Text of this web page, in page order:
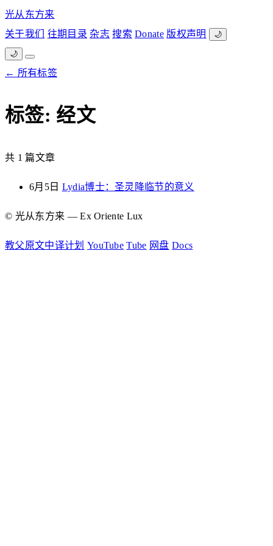
光从东方来
关于我们
往期目录 杂志 搜索 Donate 版权声明 🌙
🌙
← 所有标签
标签: 经文
共 1 篇文章
6月5日 Lydia博士：圣灵降临节的意义
© 光从东方来 — Ex Oriente Lux
教父原文中译计划 YouTube Tube 网盘 Docs